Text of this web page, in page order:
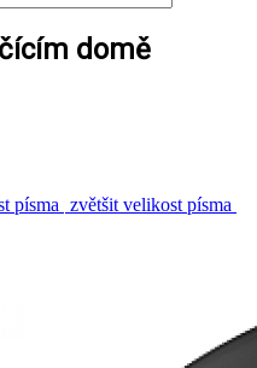
domě
písma zvětšit velikost písma